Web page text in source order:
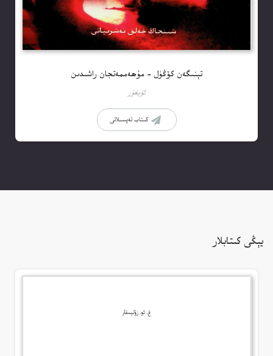
تېنىگەن كۆڭۈل – مۇھەممەتجان راشىدىن
ئۇيغۇر
كىتاب تەپسىلاتى
يېڭى كىتابلار